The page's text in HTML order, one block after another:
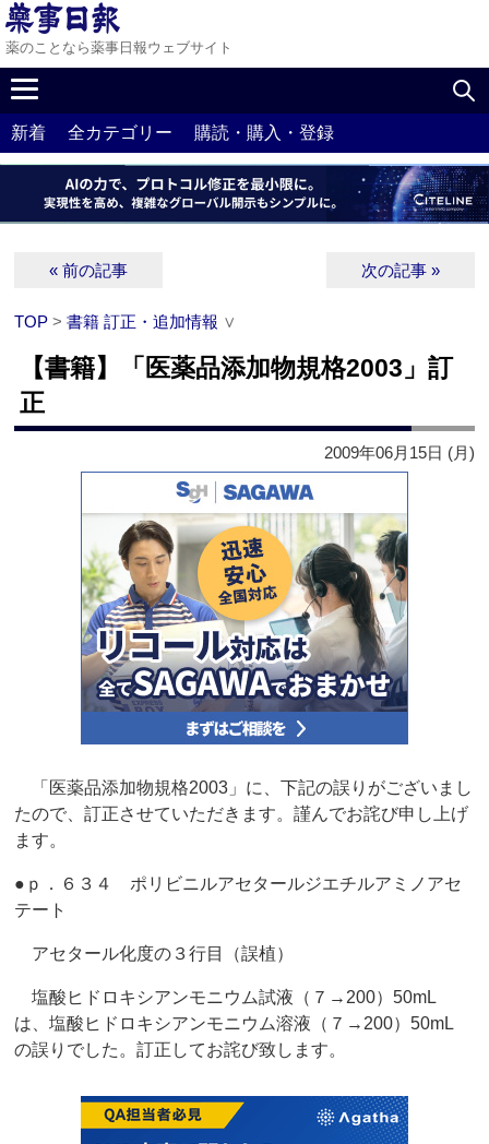
薬のことなら薬事日報ウェブサイト
新着 全カテゴリー 購読・購入・登録
« 前の記事 次の記事 »
TOP >書籍 訂正・追加情報 ∨
【書籍】「医薬品添加物規格2003」訂
正
2009年06月15日 (月)
「医薬品添加物規格2003」に、下記の誤りがございまし
たので、訂正させていただきます。謹んでお詫び申し上げ
ます。
●ｐ．６３４ ポリビニルアセタールジエチルアミノアセ
テート
アセタール化度の３行目（誤植）
塩酸ヒドロキシアンモニウム試液（７→200）50mL
は、塩酸ヒドロキシアンモニウム溶液（７→200）50mL
の誤りでした。訂正してお詫び致します。